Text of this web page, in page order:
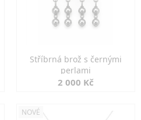
Stříbrná brož s černými
perlami
2 000 Kč
NOVÉ